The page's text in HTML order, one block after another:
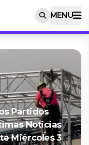
MENU
Partidos
Noticias
Miércoles 3